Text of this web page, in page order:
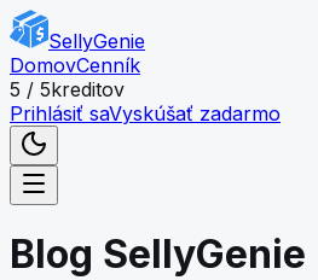
Skip to main content
SellyGenie
DomovCenník
5 / 5kreditov
Prihlásiť saVyskúšať zadarmo
Blog SellyGenie